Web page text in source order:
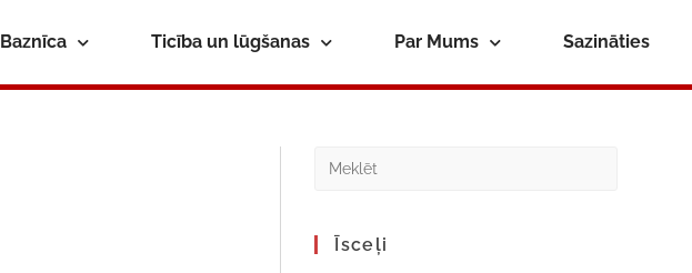
Baznīca Ticība un lūgšanas Par Mums Sazināties
Īsceļi